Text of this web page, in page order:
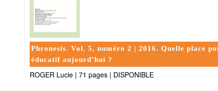
Phronesis. Vol. 5, numéro 2 | 2016. Quelle place
éducatif aujourd’hui ?
ROGER Lucie | 71 pages | DISPONIBLE